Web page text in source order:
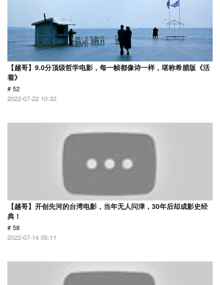
【越哥】9.0分顶级哲学电影，每一帧都像诗一样，堪称希腊版《活
着》
# 52
2022-07-22 10:32
【越哥】开创先河的台湾电影，当年无人问津，30年后却成影史经
典！
# 58
2022-07-14 05:11